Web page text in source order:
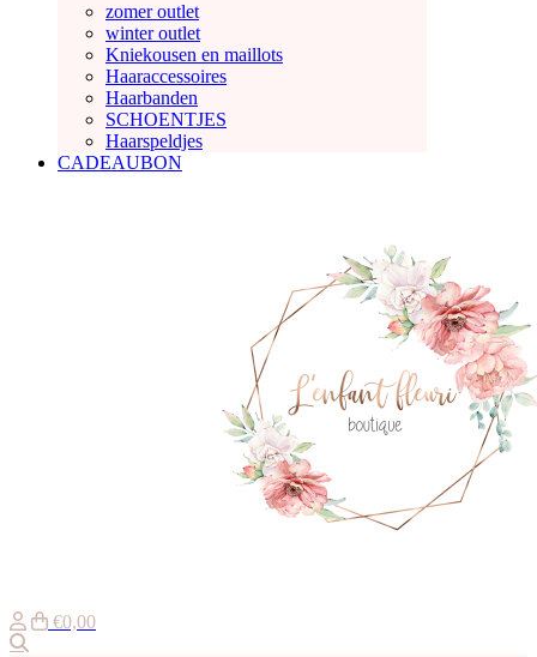
zomer outlet
winter outlet
Kniekousen en maillots
Haaraccessoires
Haarbanden
SCHOENTJES
Haarspeldjes
CADEAUBON
€0,00